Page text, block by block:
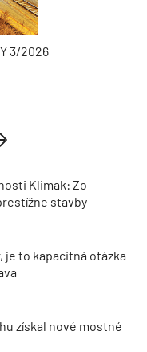
3/2026
Klimak: Zo
stavby
je to kapacitná otázka
získal nové mostné